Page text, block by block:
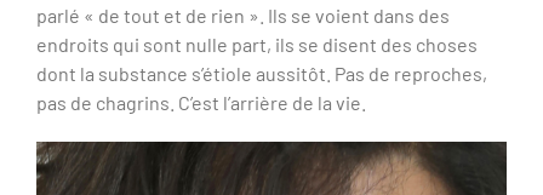
parlé « de tout et de rien ». Ils se voient dans des
endroits qui sont nulle part, ils se disent des choses
dont la substance s’étiole aussitôt. Pas de reproches,
pas de chagrins. C’est l’arrière de la vie.